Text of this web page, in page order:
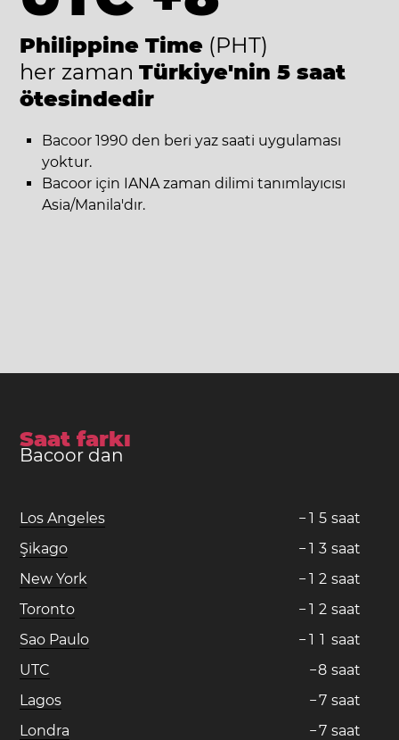
Philippine Time (PHT)
her zaman Türkiye'nin 5 saat
ötesindedir
Bacoor 1990 den beri yaz saati uygulaması
yoktur.
Bacoor için IANA zaman dilimi tanımlayıcısı
Asia/Manila'dır.
Saat farkı
Bacoor dan
Los Angeles − 1 5 saat
Şikago
− 1 3 saat
New York
− 1 2 saat
Toronto
− 1 2 saat
Sao Paulo
− 1 1 saat
UTC
−8 saat
Lagos
−7 saat
Londra
−7 saat